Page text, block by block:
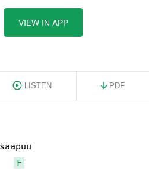
VIEW IN APP
LISTEN PDF
F